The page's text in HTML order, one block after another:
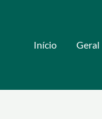
Início Geral